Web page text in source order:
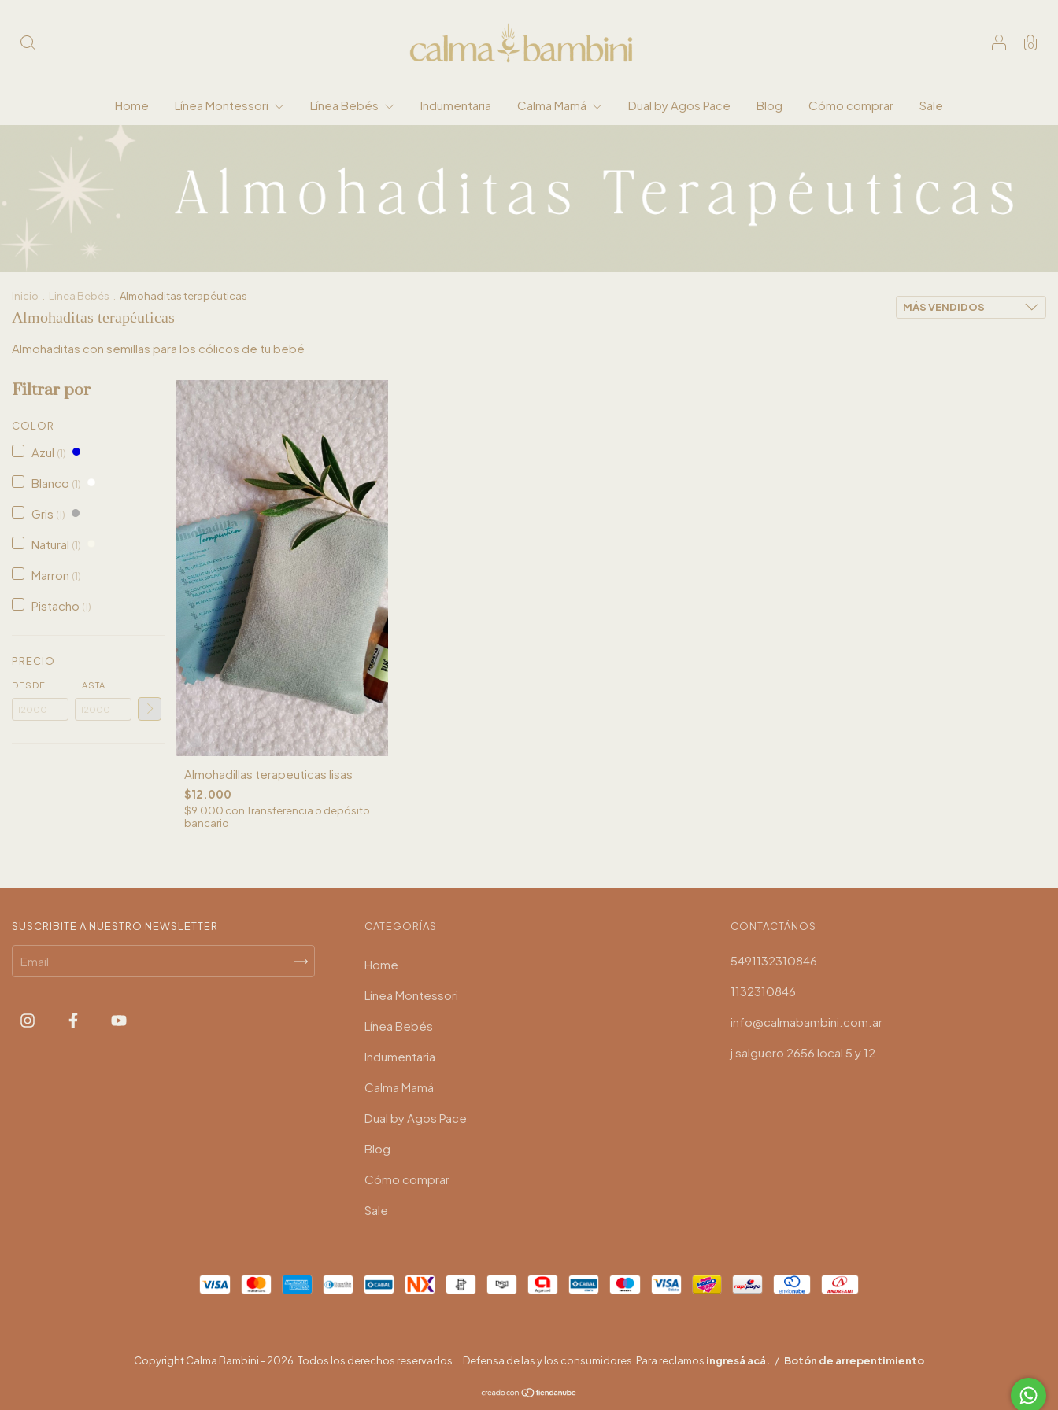
0
Home Línea Montessori Línea Bebés Indumentaria Calma Mamá Dual by Agos Pace Blog Cómo comprar Sale
Inicio . Linea Bebés . Almohaditas terapéuticas
Almohaditas terapéuticas
Almohaditas con semillas para los cólicos de tu bebé
Filtrar por
COLOR
Azul (1)
Blanco (1)
Gris (1)
Natural (1)
Marron (1)
Pistacho (1)
PRECIO
DESDE HASTA
Almohadillas terapeuticas lisas
$12.000
$9.000 conTransferencia o depósito
bancario
SUSCRIBITE A NUESTRO NEWSLETTER CATEGORÍAS
Home
Línea Montessori
Línea Bebés
Indumentaria
Calma Mamá
Dual by Agos Pace
Blog
Cómo comprar
Sale
CONTACTÁNOS
5491132310846
1132310846
info@calmabambini.com.ar
j salguero 2656 local 5 y 12
Copyright Calma Bambini - 2026. Todos los derechos reservados. Defensa de las y los consumidores. Para reclamos ingresá acá. / Botón de arrepentimiento